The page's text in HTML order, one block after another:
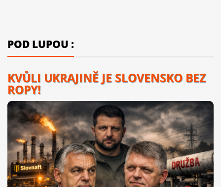
POD LUPOU :
KVŮLI UKRAJINĚ JE SLOVENSKO BEZ
ROPY!